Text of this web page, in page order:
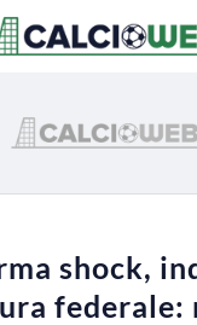
shock,
federale: